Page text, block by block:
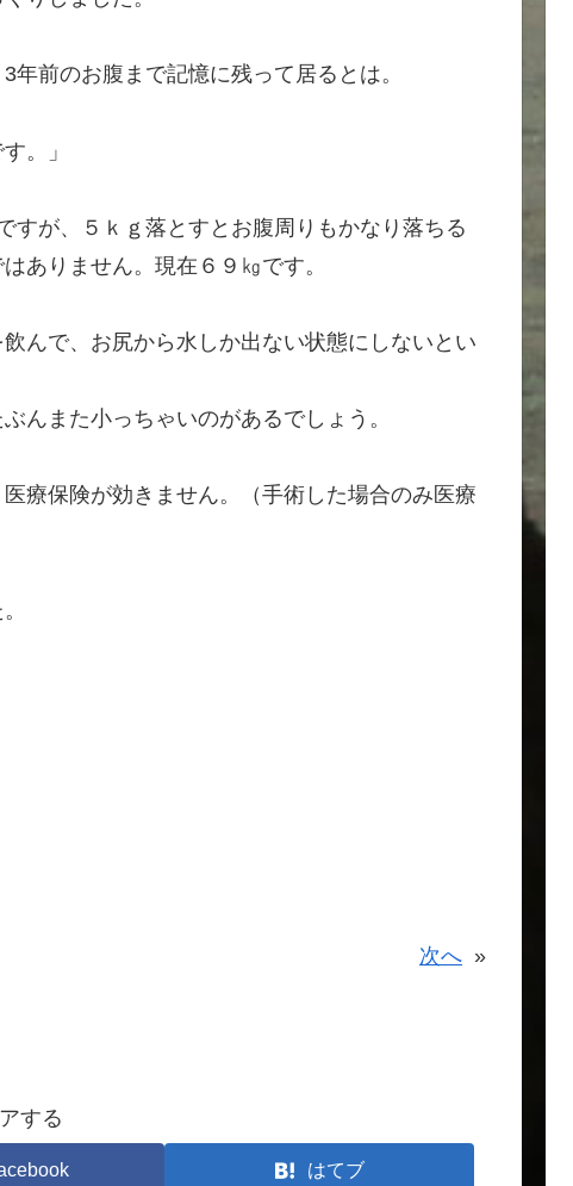
前のお腹まで記憶に残って居るとは。
。」
すが、５ｋｇ落とすとお腹周りもかなり落ちる
ありません。現在６９㎏です。
んで、お尻から水しか出ない状態にしないとい
んまた小っちゃいのがあるでしょう。
療保険が効きません。（手術した場合のみ医療
次へ »
する
はてブ